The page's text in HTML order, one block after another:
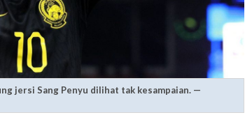
jersi Sang Penyu dilihat tak kesampaian. —